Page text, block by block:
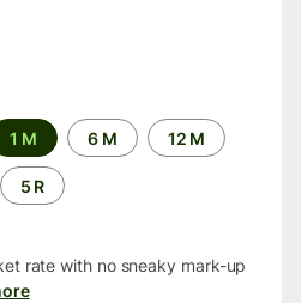
1 M 6 M 12 M
5 R
rate with no sneaky mark-up